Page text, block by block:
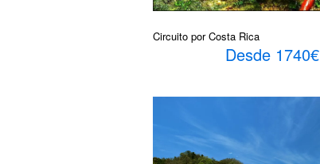
Circuito por Costa Rica
Desde 1740€